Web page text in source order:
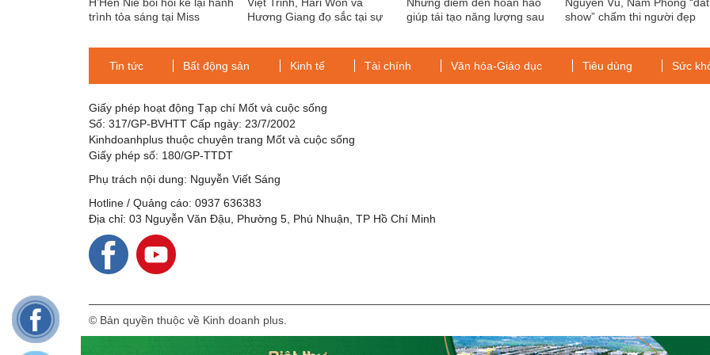
trình tỏa sáng tại Miss
Hương Giang đọ sắc tại sự
giúp tái tạo năng lượng sau
show” chấm thi người đẹp
Tin tức Bất động sản Kinh tế Tài chính Văn hóa-Giáo dục Tiêu dùng Sức
Giấy phép hoạt động Tạp chí Mốt và cuộc sống
Số: 317/GP-BVHTT Cấp ngày: 23/7/2002
Kinhdoanhplus thuộc chuyên trang Mốt và cuộc sống
Giấy phép số: 180/GP-TTDT
Phụ trách nội dung: Nguyễn Viết Sáng
Hotline / Quảng cáo: 0937 636383
Địa chỉ: 03 Nguyễn Văn Đậu, Phường 5, Phú Nhuận, TP Hồ Chí Minh
© Bản quyền thuộc về Kinh doanh plus.